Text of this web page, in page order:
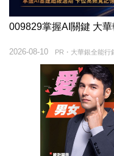
009829掌握AI關鍵 大
PR・大華銀全能行
2026-08-10